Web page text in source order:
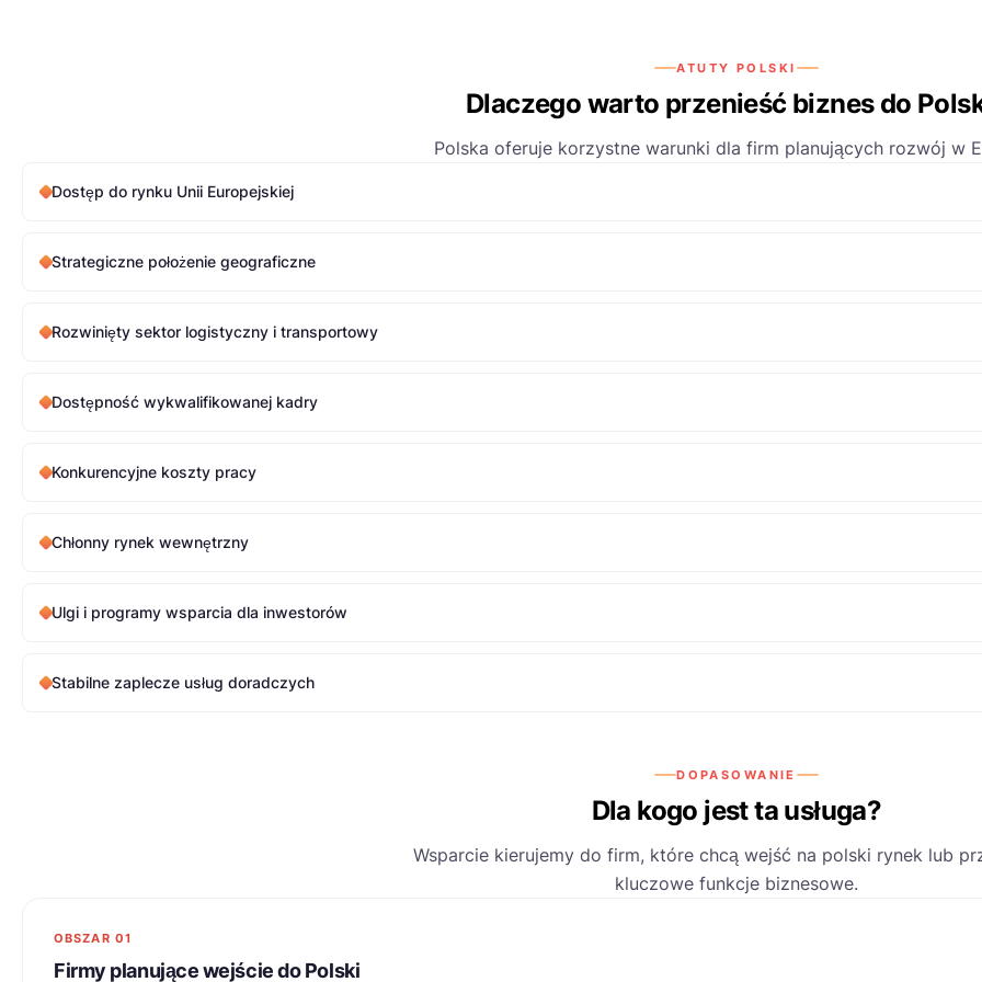
ATUTY POLSKI
Dlaczego warto przenieść biznes do
Polska oferuje korzystne warunki dla firm planujących rozwój w
Dostęp do rynku Unii Europejskiej
Strategiczne położenie geograficzne
Rozwinięty sektor logistyczny i transportowy
Dostępność wykwalifikowanej kadry
Konkurencyjne koszty pracy
Chłonny rynek wewnętrzny
Ulgi i programy wsparcia dla inwestorów
Stabilne zaplecze usług doradczych
DOPASOWANIE
Dla kogo jest ta usługa?
Wsparcie kierujemy do firm, które chcą wejść na polski rynek lub
kluczowe funkcje biznesowe.
OBSZAR 01
Firmy planujące wejście do Polski